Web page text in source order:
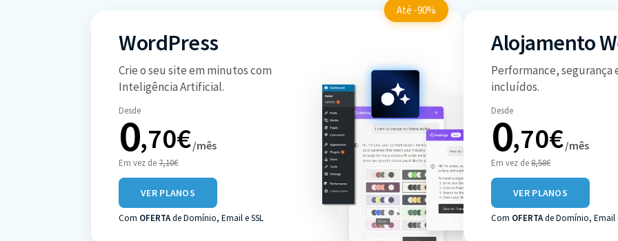
Até -90%
WordPress
Crie o seu site em minutos com
Inteligência Artificial.
Desde
0,70€/mês
Em vez de7,10€
VER PLANOS
Com OFERTAde Domínio, Email e SSL
Alojamento
Performance, segurança
incluídos.
Desde
0,70€/mês
Em vez de8,58€
VER PLANOS
Com OFERTAde Domínio, Email